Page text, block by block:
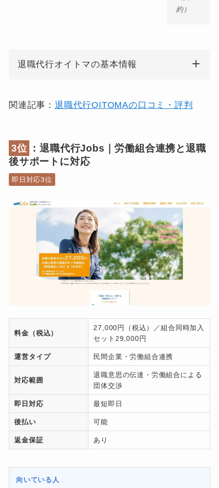
約）
退職代行オイトマの基本情報
関連記事： 退職代行OITOMAの口コミ・評判
3位
：退職代行Jobs｜労働組合連携と退職
後サポートに対応
即日対応3位
料金（税込）
27,000円（税込）／組合同時加入
セット29,000円
運営タイプ 民間企業・労働組合連携
対応範囲
退職意思の伝達・労働組合による
団体交渉
即日対応 最短即日
後払い 可能
返金保証 あり
向いている人